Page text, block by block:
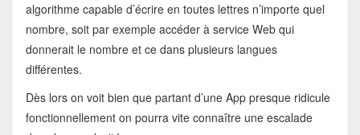
algorithme capable d’écrire en toutes lettres n’importe quel
nombre, soit par exemple accéder à service Web qui
donnerait le nombre et ce dans plusieurs langues
différentes.
Dès lors on voit bien que partant d’une App presque ridicule
fonctionnellement on pourra vite connaître une escalade